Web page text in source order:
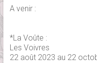
A venir :
*La Voûte :
Les Voivres
22 août 2023 au 22